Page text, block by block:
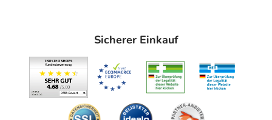
Sicherer Einkauf